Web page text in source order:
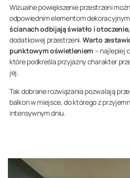
Wizualne powiększenie przestrzeni
odpowiednim elementom
ścianach odbijają światło i
dodatkowej przestrzeni.Warto
punktowym oświetleniem – najlepiej
które podkreśla przyjazny charakter
jej.
Tak dobrane rozwiązania pozwalają
balkon w miejsce, do którego z
intensywnym dniu.